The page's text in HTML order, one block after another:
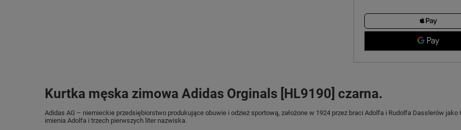
Kurtka męska zimowa Adidas Orginals [HL9190] czarna.
Adidas AG – niemieckie przedsiębiorstwo produkujące obuwie i odzież sportową, założone w 1924 przez braci Adolfa i Rudolfa Dasslerów
imienia Adolfa i trzech pierwszych liter nazwiska.